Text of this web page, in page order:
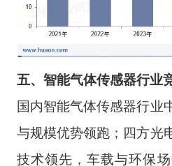
五、智能气体传感器行业
国内智能气体传感器行业
与规模优势领跑；四方光
技术领先，车载与环保